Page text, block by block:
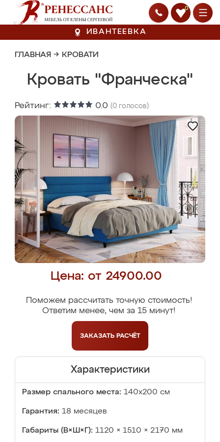
0
ИВАНТЕЕВКА
ГЛАВНАЯ → КРОВАТИ
Кровать "Франческа"
Рейтинг: 0.0 (0 голосов)
Цена: от 24900.00
Поможем рассчитать точную стоимость!
Ответим менее, чем за 15 минут!
ЗАКАЗАТЬ РАСЧЁТ
Характеристики
Размер спального места: 140х200 см
Гарантия: 18 месяцев
Габариты (В×Ш×Г): 1120 × 1510 × 2170 мм